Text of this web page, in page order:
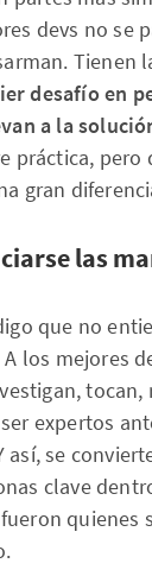
devs no se
Tienen
desafío en
a la
práctica, pero
gran
las
que no
A los mejores
tocan,
expertos
así, se
clave
quienes